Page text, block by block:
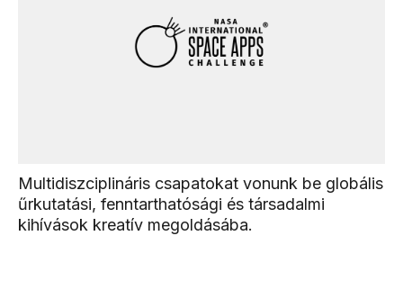
Multidiszciplináris csapatokat vonunk be globális
űrkutatási, fenntarthatósági és társadalmi
kihívások kreatív megoldásába.